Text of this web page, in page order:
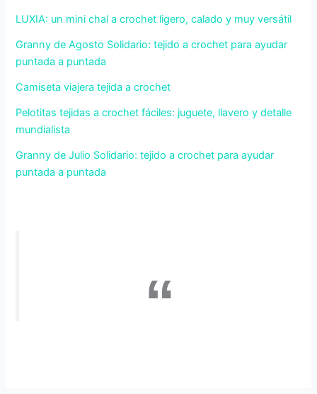
LUXIA: un mini chal a crochet ligero, calado y muy versátil
Granny de Agosto Solidario: tejido a crochet para ayudar
puntada a puntada
Camiseta viajera tejida a crochet
Pelotitas tejidas a crochet fáciles: juguete, llavero y detalle
mundialista
Granny de Julio Solidario: tejido a crochet para ayudar
puntada a puntada